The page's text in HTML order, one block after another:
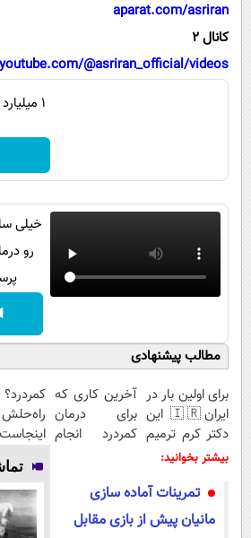
باشگاه مغز
مجله تصویری سلاح
اقتصاد
ورزش
سیاست
سرگرمی
فناوری
سلامت
فرهنگی
بین الملل
اجتماعی
حیات وحش
سیاست خارجی
عصر ایران 2
خواندنی ها و دیدنی ها
پیامک
آموزش زبان
aparat.com/asriran
کانال 2
youtube.com/@asriran_official/videos
۱
خیلی
رو
مطالب پیشنهادی
برای اولین بار در
ایران🇮🇷 این
دکتر کرم ترمیم
کننده 23 روزه
آخرین کاری که
برای درمان
کمردرد انجام
کمردرد؟
راه‌حلش
توی
بیشتر بخوانید:
تمرینات آماده سازی
مانیان پیش از بازی مقابل